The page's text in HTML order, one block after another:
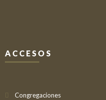
ACCESOS
Congregaciones